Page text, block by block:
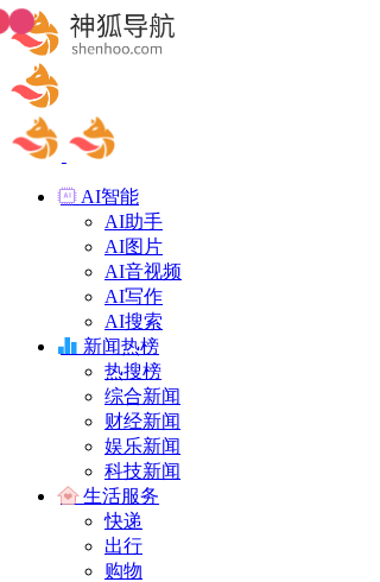
AI智能
AI助手
AI图片
AI音视频
AI写作
AI搜索
新闻热榜
热搜榜
综合新闻
财经新闻
娱乐新闻
科技新闻
生活服务
快递
出行
购物